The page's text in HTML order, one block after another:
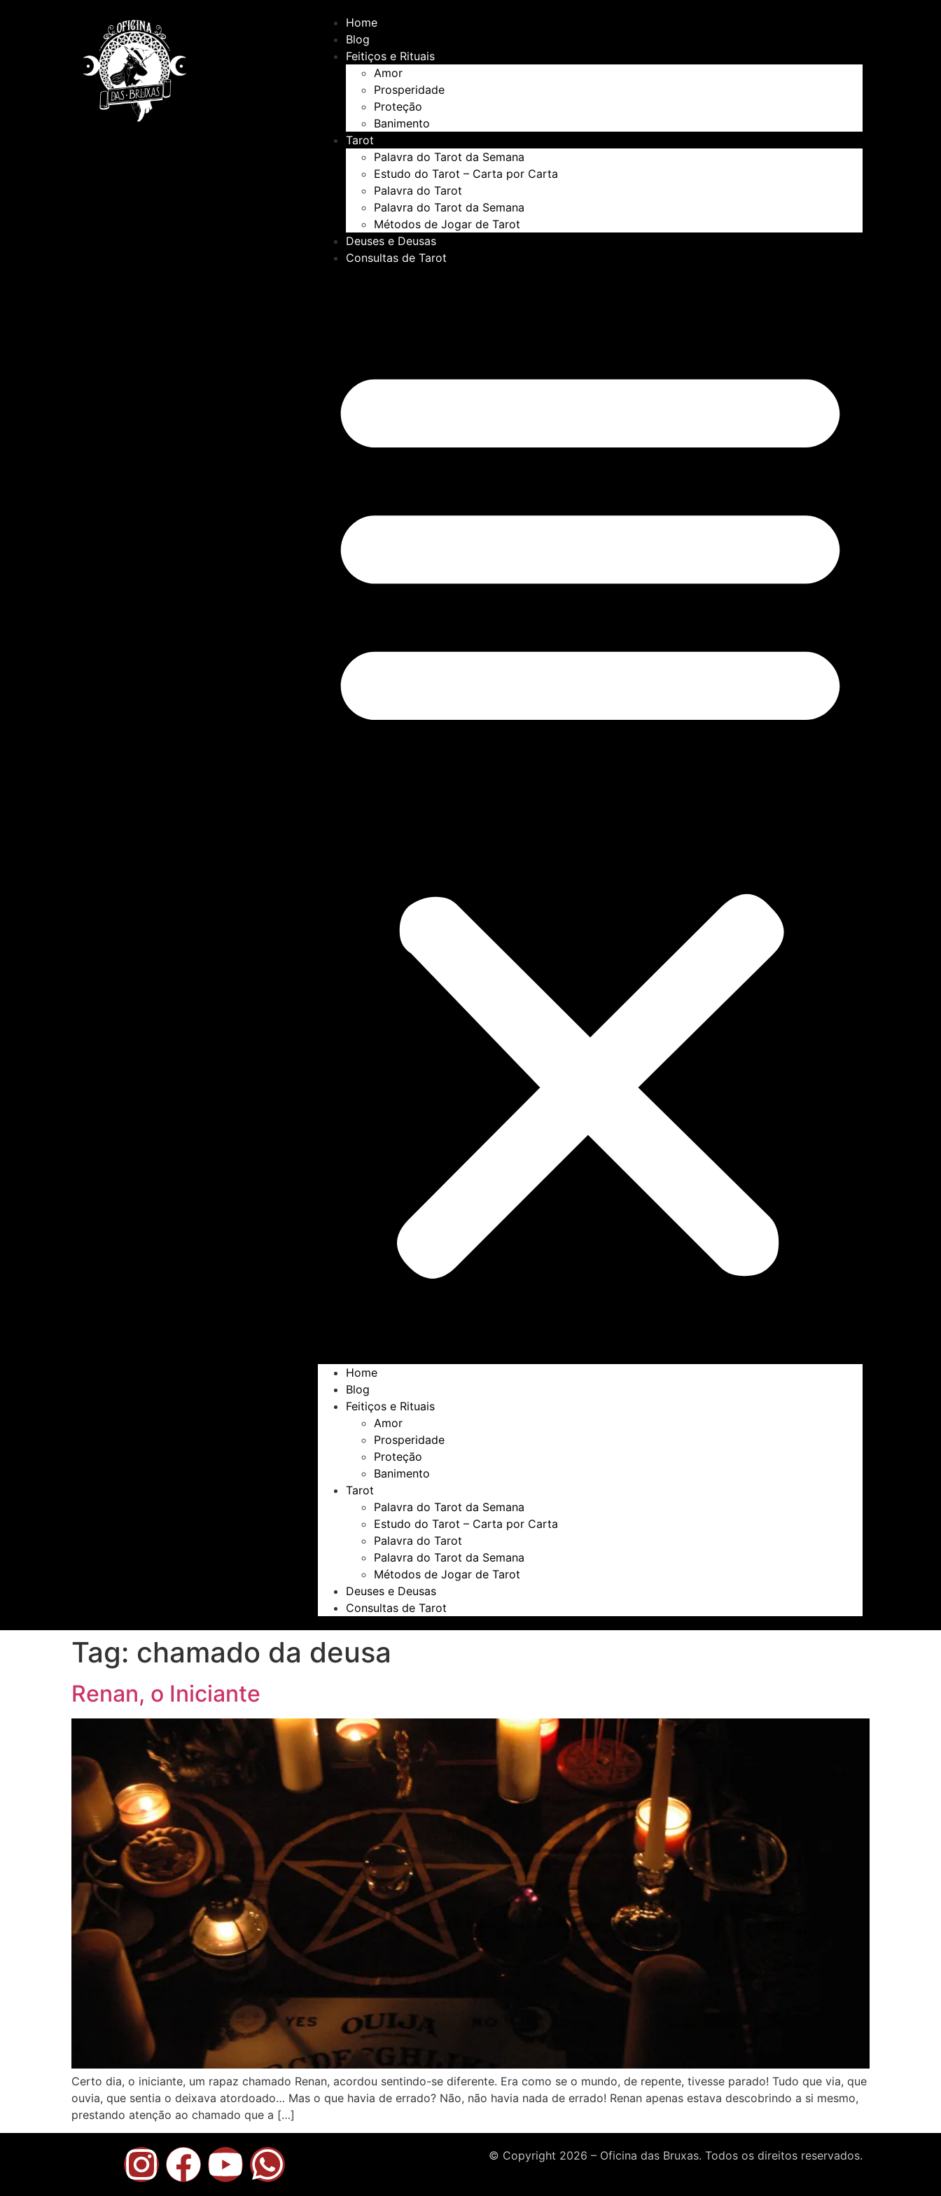
Home
Blog
Feitiços e Rituais
Amor
Prosperidade
Proteção
Banimento
Tarot
Palavra do Tarot da Semana
Estudo do Tarot – Carta por Carta
Palavra do Tarot
Palavra do Tarot da Semana
Métodos de Jogar de Tarot
Deuses e Deusas
Consultas de Tarot
Home
Blog
Feitiços e Rituais
Amor
Prosperidade
Proteção
Banimento
Tarot
Palavra do Tarot da Semana
Estudo do Tarot – Carta por Carta
Palavra do Tarot
Palavra do Tarot da Semana
Métodos de Jogar de Tarot
Deuses e Deusas
Consultas de Tarot
Tag: chamado da deusa
Renan, o Iniciante
Certo dia, o iniciante, um rapaz chamado Renan, acordou sentindo-se diferente. Era como se o mundo, de repente, tivesse parado! Tudo que via, que
ouvia, que sentia o deixava atordoado… Mas o que havia de errado? Não, não havia nada de errado! Renan apenas estava descobrindo a si mesmo,
prestando atenção ao chamado que a […]
© Copyright 2026 – Oficina das Bruxas. Todos os direitos reservados.